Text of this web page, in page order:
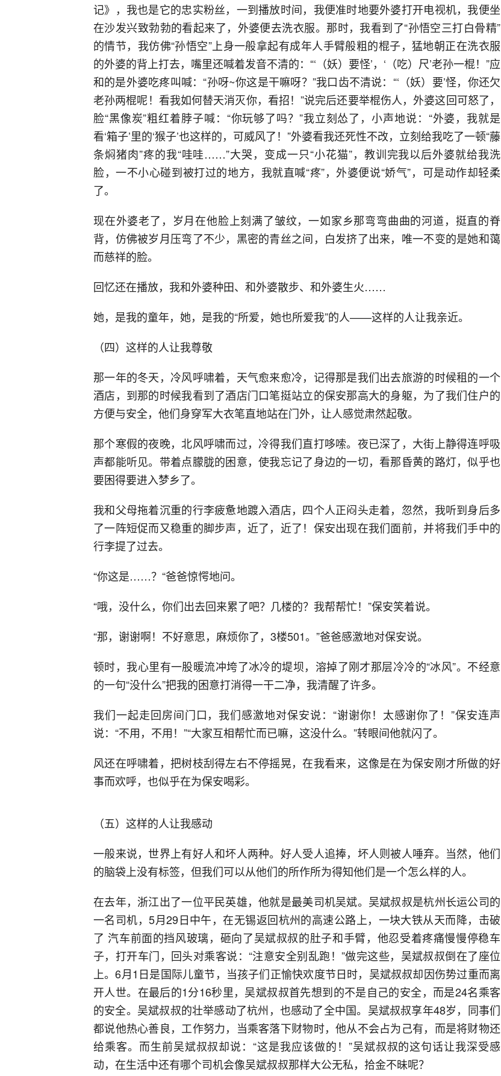
记》，我也是它的忠实粉丝，一到播放时间，我便准时地要外婆打开电视机，我便坐
在沙发兴致勃勃的看起来了，外婆便去洗衣服。那时，我看到了“孙悟空三打白骨精”
的情节，我仿佛“孙悟空”上身一般拿起有成年人手臂般粗的棍子，猛地朝正在洗衣服
的外婆的背上打去，嘴里还喊着发音不清的：“‘（妖）要怪’，‘（吃）尺’老孙一棍！”应
和的是外婆吃疼叫喊：“孙呀~你这是干嘛呀？”我口齿不清说：“‘（妖）要’怪，你还欠
老孙两棍呢！看我如何替天消灭你，看招！”说完后还要举棍伤人，外婆这回可怒了，
脸“黑像炭”粗红着脖子喊：“你玩够了吗？”我立刻怂了，小声地说：“外婆，我就是
看‘箱子’里的‘猴子’也这样的，可威风了！”外婆看我还死性不改，立刻给我吃了一顿“藤
条焖猪肉”疼的我“哇哇……”大哭，变成一只“小花猫”，教训完我以后外婆就给我洗
脸，一不小心碰到被打过的地方，我就直喊“疼”，外婆便说“娇气”，可是动作却轻柔
了。
现在外婆老了，岁月在他脸上刻满了皱纹，一如家乡那弯弯曲曲的河道，挺直的脊
背，仿佛被岁月压弯了不少，黑密的青丝之间，白发挤了出来，唯一不变的是她和蔼
而慈祥的脸。
回忆还在播放，我和外婆种田、和外婆散步、和外婆生火……
她，是我的童年，她，是我的“所爱，她也所爱我”的人——这样的人让我亲近。
（四）这样的人让我尊敬
那一年的冬天，冷风呼啸着，天气愈来愈冷，记得那是我们出去旅游的时候租的一个
酒店，到那的时候我看到了酒店门口笔挺站立的保安那高大的身躯，为了我们住户的
方便与安全，他们身穿军大衣笔直地站在门外，让人感觉肃然起敬。
那个寒假的夜晚，北风呼啸而过，冷得我们直打哆嗦。夜已深了，大街上静得连呼吸
声都能听见。带着点朦胧的困意，使我忘记了身边的一切，看那昏黄的路灯，似乎也
要困得要进入梦乡了。
我和父母拖着沉重的行李疲惫地踱入酒店，四个人正闷头走着，忽然，我听到身后多
了一阵短促而又稳重的脚步声，近了，近了！保安出现在我们面前，并将我们手中的
行李提了过去。
“你这是……？“爸爸惊愕地问。
“哦，没什么，你们出去回来累了吧？几楼的？我帮帮忙！”保安笑着说。
“那，谢谢啊！不好意思，麻烦你了，3楼501。”爸爸感激地对保安说。
顿时，我心里有一股暖流冲垮了冰冷的堤坝，溶掉了刚才那层冷冷的“冰风”。不经意
的一句“没什么”把我的困意打消得一干二净，我清醒了许多。
我们一起走回房间门口，我们感激地对保安说：“谢谢你！太感谢你了！”保安连声
说：“不用，不用！”“大家互相帮忙而已嘛，这没什么。”转眼间他就闪了。
风还在呼啸着，把树枝刮得左右不停摇晃，在我看来，这像是在为保安刚才所做的好
事而欢呼，也似乎在为保安喝彩。
（五）这样的人让我感动
一般来说，世界上有好人和坏人两种。好人受人追捧，坏人则被人唾弃。当然，他们
的脑袋上没有标签，但我们可以从他们的所作所为得知他们是一个怎么样的人。
在去年，浙江出了一位平民英雄，他就是最美司机吴斌。吴斌叔叔是杭州长运公司的
一名司机，5月29日中午，在无锡返回杭州的高速公路上，一块大铁从天而降，击破
了 汽车前面的挡风玻璃，砸向了吴斌叔叔的肚子和手臂，他忍受着疼痛慢慢停稳车
子，打开车门，回头对乘客说：“注意安全别乱跑！”做完这些，吴斌叔叔倒在了座位
上。6月1日是国际儿童节，当孩子们正愉快欢度节日时，吴斌叔叔却因伤势过重而离
开人世。在最后的1分16秒里，吴斌叔叔首先想到的不是自己的安全，而是24名乘客
的安全。吴斌叔叔的壮举感动了杭州，也感动了全中国。吴斌叔叔享年48岁，同事们
都说他热心善良，工作努力，当乘客落下财物时，他从不会占为己有，而是将财物还
给乘客。而生前吴斌叔叔却说：“这是我应该做的！”吴斌叔叔的这句话让我深受感
动，在生活中还有哪个司机会像吴斌叔叔那样大公无私，拾金不昧呢？